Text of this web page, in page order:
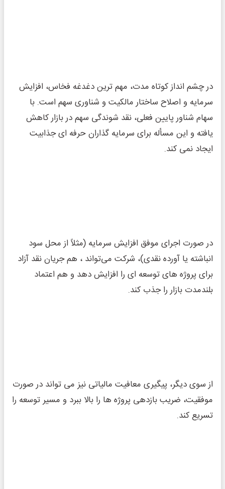
در چشم‌ انداز کوتاه ‌مدت، مهم‌ ترین دغدغه فخاس، افزایش
سرمایه و اصلاح ساختار مالکیت و شناوری سهم است. با
سهام شناور پایین فعلی، نقد شوندگی سهم در بازار کاهش
یافته و این مسأله برای سرمایه‌ گذاران حرفه‌ ای جذابیت
ایجاد نمی‌ کند.
در صورت اجرای موفق افزایش سرمایه (مثلاً از محل سود
انباشته یا آورده نقدی)، شرکت می‌تواند ، هم جریان نقد آزاد
برای پروژه ‌های توسعه ‌ای را افزایش دهد و هم اعتماد
بلندمدت بازار را جذب کند.
از سوی دیگر، پیگیری معافیت مالیاتی نیز می ‌تواند در صورت
موفقیت، ضریب بازدهی پروژه‌ ها را بالا ببرد و مسیر توسعه را
تسریع کند.